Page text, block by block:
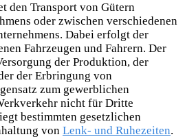
den Transport von Gütern
oder zwischen verschiedenen
Dabei erfolgt der
Fahrzeugen und Fahrern. Der
der Produktion, der
der Erbringung von
zum gewerblichen
nicht für Dritte
bestimmten gesetzlichen
von Lenk- und Ruhezeiten.